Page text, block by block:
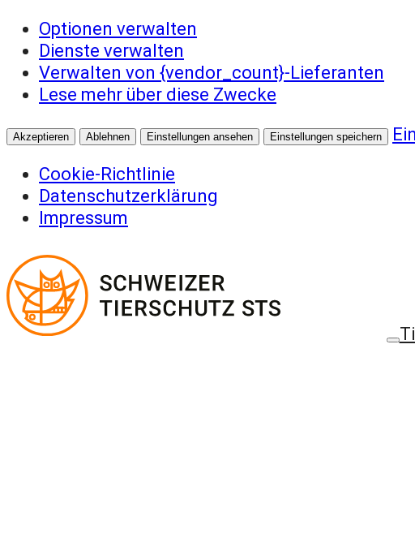
Optionen verwalten
Dienste verwalten
Verwalten von {vendor_count}-Lieferanten
Lese mehr über diese Zwecke
Akzeptieren Ablehnen Einstellungen ansehen Einstellungen speichern
Cookie-Richtlinie
Datenschutzerklärung
Impressum